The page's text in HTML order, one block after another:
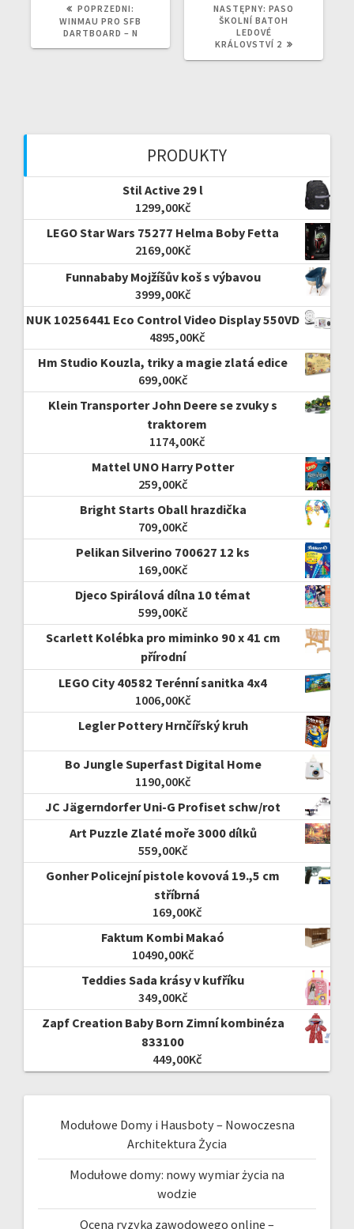
POPRZEDNI:
WPIS:
WINMAU PRO SFB
DARTBOARD – N
NASTĘPNY: NASTĘPNY
WPIS:
PASO
ŠKOLNÍ BATOH
LEDOVÉ
KRÁLOVSTVÍ 2
PRODUKTY
Stil Active 29 l
1299,00Kč
LEGO Star Wars 75277 Helma Boby Fetta
2169,00Kč
Funnababy Mojžíšův koš s výbavou
3999,00Kč
NUK 10256441 Eco Control Video Display 550VD
4895,00Kč
Hm Studio Kouzla, triky a magie zlatá edice
699,00Kč
Klein Transporter John Deere se zvuky s
traktorem
1174,00Kč
Mattel UNO Harry Potter
259,00Kč
Bright Starts Oball hrazdička
709,00Kč
Pelikan Silverino 700627 12 ks
169,00Kč
Djeco Spirálová dílna 10 témat
599,00Kč
Scarlett Kolébka pro miminko 90 x 41 cm
přírodní
LEGO City 40582 Terénní sanitka 4x4
1006,00Kč
Legler Pottery Hrnčířský kruh
Bo Jungle Superfast Digital Home
1190,00Kč
JC Jägerndorfer Uni-G Profiset schw/rot
Art Puzzle Zlaté moře 3000 dílků
559,00Kč
Gonher Policejní pistole kovová 19.,5 cm
stříbrná
169,00Kč
Faktum Kombi Makaó
10490,00Kč
Teddies Sada krásy v kufříku
349,00Kč
Zapf Creation Baby Born Zimní kombinéza
833100
449,00Kč
Modułowe Domy i Hausboty – Nowoczesna
Architektura Życia
Modułowe domy: nowy wymiar życia na
wodzie
Ocena ryzyka zawodowego online –